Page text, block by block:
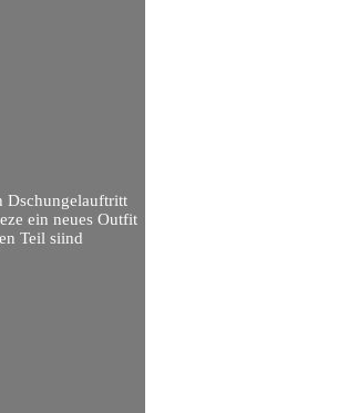
Dschungelauftritt
ein neues Outfit
Teil siind